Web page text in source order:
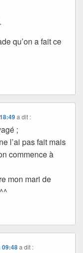
qu’on a fait ce
a dit :
;
l’ai pas fait mais
commence à
mon mari de
09:48 a dit :